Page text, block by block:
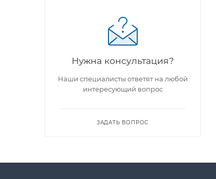
Нужна консультация?
Наши специалисты ответят на любой
интересующий вопрос
ЗАДАТЬ ВОПРОС